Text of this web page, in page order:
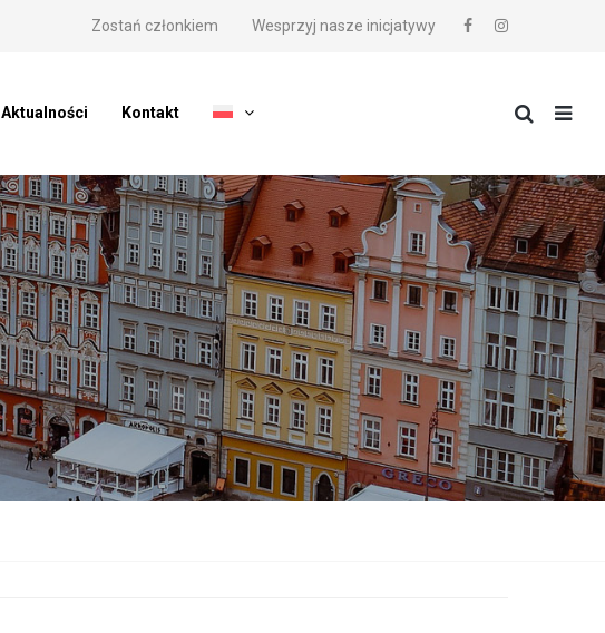
Zostań członkiem Wesprzyj nasze inicjatywy
Aktualności Kontakt